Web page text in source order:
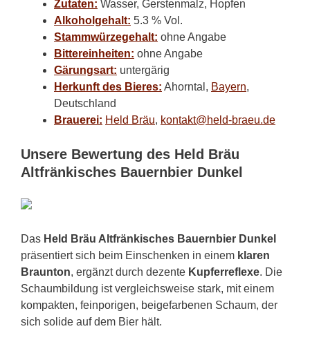
Zutaten: Wasser, Gerstenmalz, Hopfen
Alkoholgehalt: 5.3 % Vol.
Stammwürzegehalt: ohne Angabe
Bittereinheiten: ohne Angabe
Gärungsart: untergärig
Herkunft des Bieres: Ahorntal, Bayern,
Deutschland
Brauerei: Held Bräu, kontakt@held-braeu.de
Unsere Bewertung des Held Bräu
Altfränkisches Bauernbier Dunkel
Das Held Bräu Altfränkisches Bauernbier Dunkel
präsentiert sich beim Einschenken in einem klaren
Braunton, ergänzt durch dezente Kupferreflexe. Die
Schaumbildung ist vergleichsweise stark, mit einem
kompakten, feinporigen, beigefarbenen Schaum, der
sich solide auf dem Bier hält.